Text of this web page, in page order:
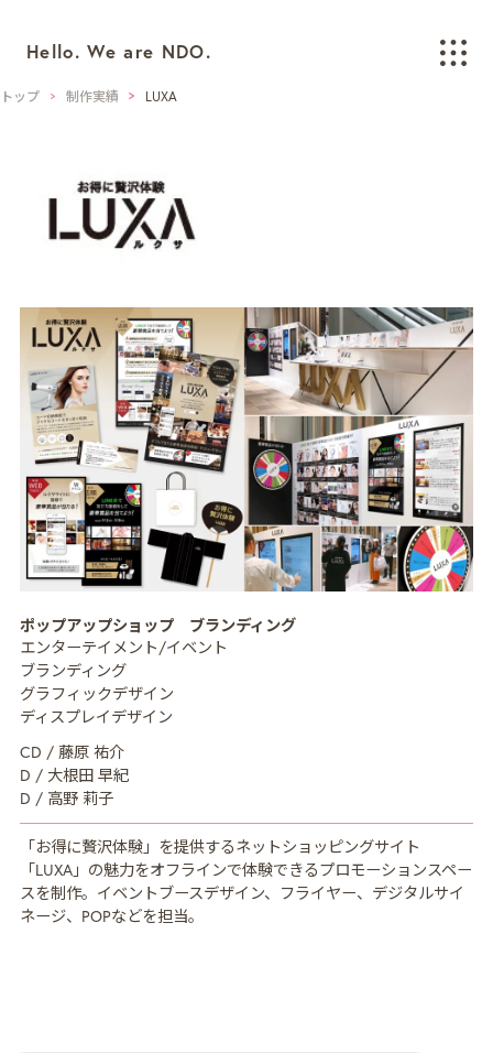
Hello. We are NDO.
WORKS制作実績
BRANDINGブランディング
GRAPHICグラフィックデザイン
PACKAGINGパッケージデザイン
WEB ウェブデザイン
SPACE/INTERIOR 空間デザイン
MISSION ミッション
CREATIVE MENU クリエイティブ領域
COMPANY
CREATORS クリエイター紹介
RECRUIT採用情報
NEWSニュース
COLUMNNDOのノート
CONTACT お問い合わせ
トップ 制作実績 LUXA
ポップアップショップ ブランディング
エンターテイメント/イベント
ブランディング
グラフィックデザイン
ディスプレイデザイン
CD / 藤原 祐介
D / 大根田 早紀
D / 高野 莉子
「お得に贅沢体験」を提供するネットショッピングサイト
「LUXA」の魅力をオフラインで体験できるプロモーションスペー
スを制作。イベントブースデザイン、フライヤー、デジタルサイ
ネージ、POPなどを担当。